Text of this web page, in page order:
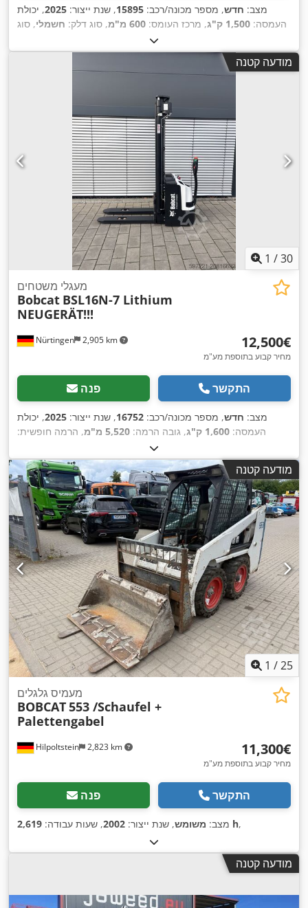
מצב: חדש, מספר מכונה/רכב: 15895, שנת ייצור: 2025, יכולת
העמסה: 1,500 ק"ג , מרכז העומס: 600 מ"מ , סוג דלק: חשמלי, סוג
הצמיג הקדמי:, גודל צמיג אחורי:, משקל כולל:150 ק"ג ,
מודעה קטנה
1 /30
Nürtingen 2,905 km
מעגלי משטחים
Bobcat BSL16N-7 Lithium
NEUGERÄT!!!
‏12,500 ‏€
מחיר קבוע בתוספת מע"מ
פנה התקשר
מצב: חדש, מספר מכונה/רכב: 16752, שנת ייצור: 2025, יכולת
העמסה: 1,600 ק"ג , גובה הרמה: 5,520 מ"מ
, הרמה חופשית:
600 מ"מ
טריפלקס, גובה בנייה:2,408 מ"מ , מתח סוללה: 24 V , אורך המזלג:
1,150 מ"מ, גודל הצמיג הקדמי:Tandem , גודל צמיג אחורי:,
משקל כולל:1,222 ק"ג ,
מודעה קטנה
1 /25
Hilpoltstein 2,823 km
מעמיס גלגלים
BOBCAT553 /Schaufel +
Palettengabel
‏11,300 ‏€
מחיר קבוע בתוספת מע"מ
פנה התקשר
מצב: משומש, שנת ייצור: 2002, שעות עבודה: 2,619 h,
מודעה קטנה